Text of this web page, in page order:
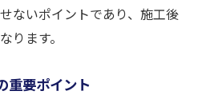
ないポイントであり、施工後
ります。
重要ポイント